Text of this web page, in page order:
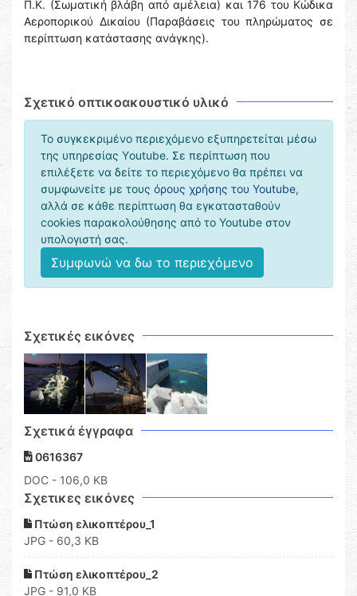
Π.Κ. (Σωματική βλάβη από αμέλεια) και 176 του Κώδικα
Αεροπoρικού Δικαίου (Παραβάσεις του πληρώματος σε
περίπτωση κατάστασης ανάγκης).
Σχετικό οπτικοακουστικό υλικό
Το συγκεκριμένο περιεχόμενο εξυπηρετείται μέσω
της υπηρεσίας Υoutube. Σε περίπτωση που
επιλέξετε να δείτε το περιεχόμενο θα πρέπει να
συμφωνείτε με τους όρους χρήσης του Youtube,
αλλά σε κάθε περίπτωση θα εγκατασταθούν
cookies παρακολούθησης από το Youtube στον
υπολογιστή σας.
Συμφωνώ να δω το περιεχόμενο
Σχετικές εικόνες
Σχετικά έγγραφα
0616367
DOC - 106,0 KB
Σχετικες εικόνες
Πτώση ελικοπτέρου_1
JPG - 60,3 KB
Πτώση ελικοπτέρου_2
JPG - 91,0 KB